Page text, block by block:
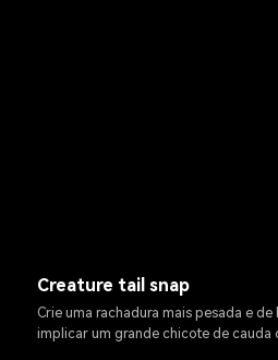
Creature tail snap
Crie uma rachadura mais pesada e
implicar um grande chicote de cauda